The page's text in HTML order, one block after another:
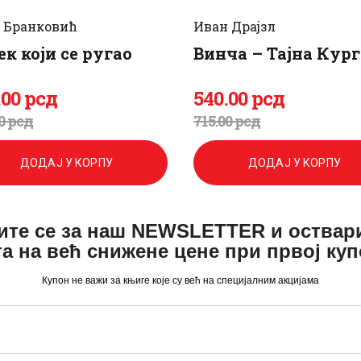
који се ругао
рсд
00рсд
ДОДАЈ У КОРПУ
Иван Драјзл
Винча – Тајна
715.00рсд
Оригинална
цена
је
била:
715 .
540.00рсд
Тренутна
цена
је:
540.
0
ДОДАЈ У КОРПУ
се за наш NEWSLETTER и
на већ снижене цене при првој
Купон не важи за књиге које су већ на специјалним акцијама